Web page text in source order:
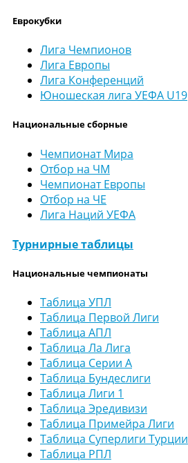
Еврокубки
Лига Чемпионов
Лига Европы
Лига Конференций
Юношеская лига УЕФА U19
Национальные сборные
Чемпионат Мира
Отбор на ЧМ
Чемпионат Европы
Отбор на ЧЕ
Лига Наций УЕФА
Турнирные таблицы
Национальные чемпионаты
Таблица УПЛ
Таблица Первой Лиги
Таблица АПЛ
Таблица Ла Лига
Таблица Серии А
Таблица Бундеслиги
Таблица Лиги 1
Таблица Эредивизи
Таблица Примейра Лиги
Таблица Суперлиги Турции
Таблица РПЛ